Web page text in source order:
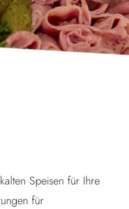
Speisen für Ihre
für